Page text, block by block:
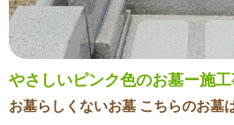
は私にもお供えを分けてくださり
いをしていただいた上に、最後に
た。 遠方から何度も弊社に足を運
心温まるお墓づくりをさせていた
す。 最近ではこうした変色の少な
てる方の割合が増えています。ま
の石は吸水率が低く変色しにくい
す。 変色してしまったお墓は磨き
やさしいピンク色のお墓ー施工
お墓らしくないお墓 こちらのお墓